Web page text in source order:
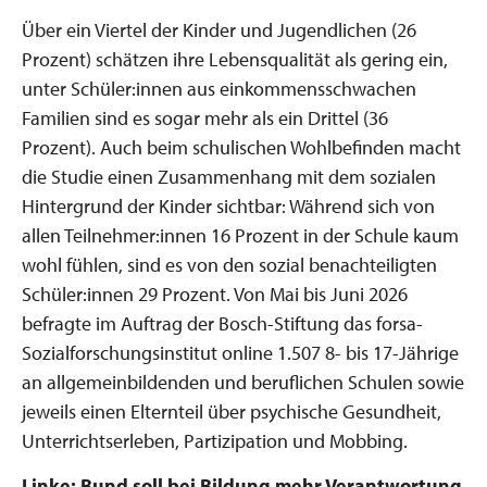
Über ein Viertel der Kinder und Jugendlichen (26
Prozent) schätzen ihre Lebensqualität als gering ein,
unter Schüler:innen aus einkommensschwachen
Familien sind es sogar mehr als ein Drittel (36
Prozent). Auch beim schulischen Wohlbefinden macht
die Studie einen Zusammenhang mit dem sozialen
Hintergrund der Kinder sichtbar: Während sich von
allen Teilnehmer:innen 16 Prozent in der Schule kaum
wohl fühlen, sind es von den sozial benachteiligten
Schüler:innen 29 Prozent. Von Mai bis Juni 2026
befragte im Auftrag der Bosch-Stiftung das forsa-
Sozialforschungsinstitut online 1.507 8- bis 17-Jährige
an allgemeinbildenden und beruflichen Schulen sowie
jeweils einen Elternteil über psychische Gesundheit,
Unterrichtserleben, Partizipation und Mobbing.